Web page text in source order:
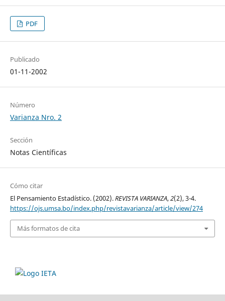
PDF
Publicado
01-11-2002
Número
Varianza Nro. 2
Sección
Notas Científicas
Cómo citar
El Pensamiento Estadístico. (2002).REVISTA VARIANZA,2(2), 3-4.
https://ojs.umsa.bo/index.php/revistavarianza/article/view/274
Más formatos de cita